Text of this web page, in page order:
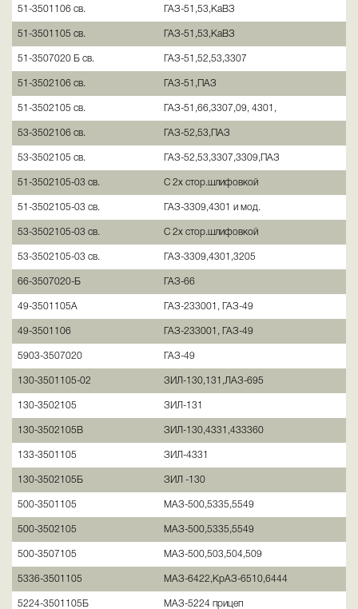
51-3501106 св. ГАЗ-51,53,КаВЗ
51-3501105 св. ГАЗ-51,53,КаВЗ
51-3507020 Б св. ГАЗ-51,52,53,3307
51-3502106 св. ГАЗ-51,ПАЗ
51-3502105 св. ГАЗ-51,66,3307,09, 4301,
53-3502106 св. ГАЗ-52,53,ПАЗ
53-3502105 св. ГАЗ-52,53,3307,3309,ПАЗ
51-3502105-03 св. С 2х стор.шлифовкой
51-3502105-03 св. ГАЗ-3309,4301 и мод.
53-3502105-03 св. С 2х стор.шлифовкой
53-3502105-03 св. ГАЗ-3309,4301,3205
66-3507020-Б ГАЗ-66
49-3501105А ГАЗ-233001, ГАЗ-49
49-3501106 ГАЗ-233001, ГАЗ-49
5903-3507020 ГАЗ-49
130-3501105-02 ЗИЛ-130,131,ЛАЗ-695
130-3502105 ЗИЛ-131
130-3502105В ЗИЛ-130,4331,433360
133-3501105 ЗИЛ-4331
130-3502105Б ЗИЛ -130
500-3501105 МАЗ-500,5335,5549
500-3502105 МАЗ-500,5335,5549
500-3507105 МАЗ-500,503,504,509
5336-3501105 МАЗ-6422,КрАЗ-6510,6444
5224-3501105Б МАЗ-5224 прицеп